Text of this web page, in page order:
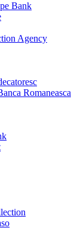
Bank
Agency
Romaneasca